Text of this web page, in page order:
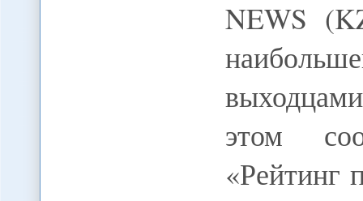
NEWS
этом
«Рейтинг